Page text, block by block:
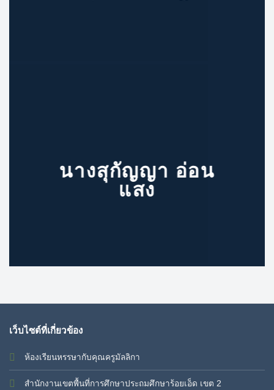
นางสุกัญญา อ่อน
แสง
เว็บไซต์ที่เกี่ยวข้อง
ห้องเรียนหรรษากับคุณครูมัลลิกา
สำนักงานเขตพื้นที่การศึกษาประถมศึกษาร้อยเอ็ด เขต 2